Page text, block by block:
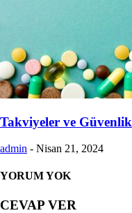
Takviyeler ve Güvenlik
admin - Nisan 21, 2024
YORUM YOK
CEVAP VER